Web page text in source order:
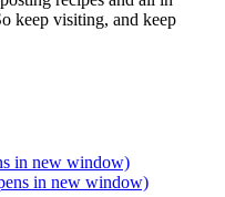
keep visiting, and keep
in new window)
in new window)